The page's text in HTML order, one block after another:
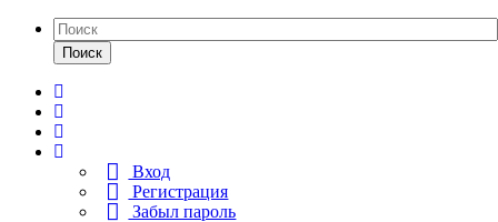
Поиск
Вход
Регистрация
Забыл пароль